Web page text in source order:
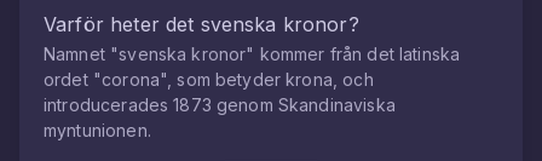
Varför heter det svenska kronor?
Namnet "svenska kronor" kommer från det latinska
ordet "corona", som betyder krona, och
introducerades 1873 genom Skandinaviska
myntunionen.